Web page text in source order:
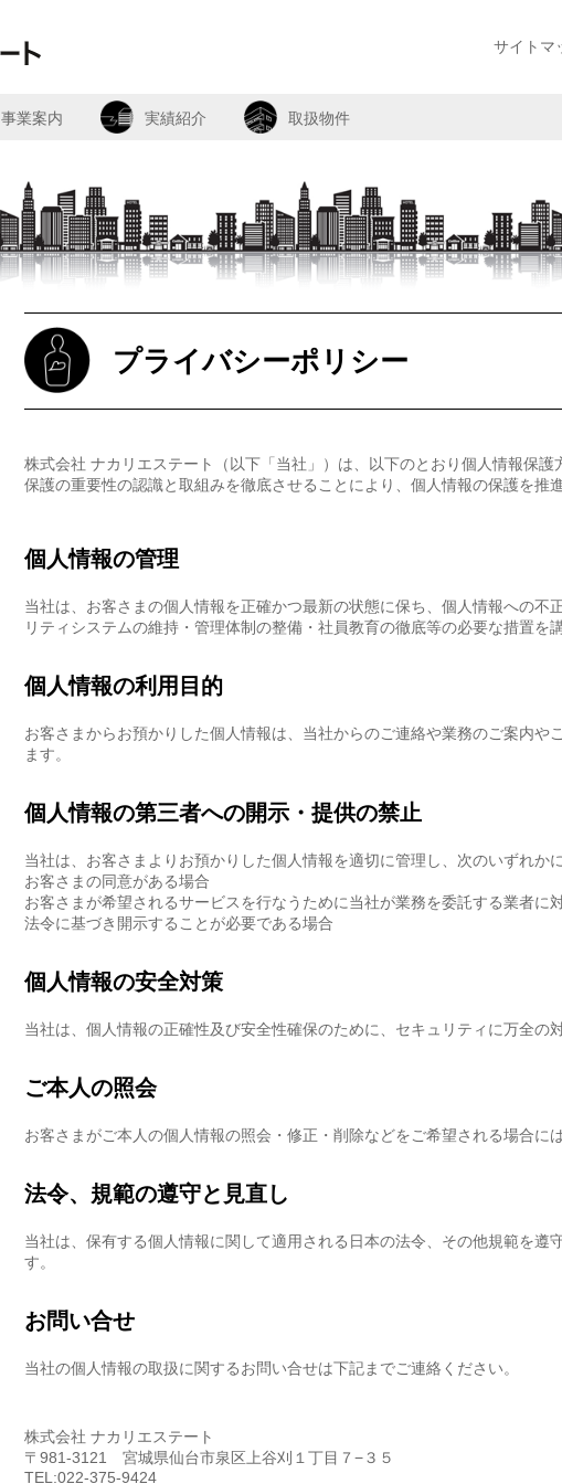
事業案内 実績紹介 取扱物件
サイトマ
プライバシーポリシー
株式会社 ナカリエステート（以下「当社」）は、以下のとおり個人情報保
保護の重要性の認識と取組みを徹底させることにより、個人情報の保護を推進
個人情報の管理
当社は、お客さまの個人情報を正確かつ最新の状態に保ち、個人情報への
リティシステムの維持・管理体制の整備・社員教育の徹底等の必要な措置を
個人情報の利用目的
お客さまからお預かりした個人情報は、当社からのご連絡や業務のご案内
ます。
個人情報の第三者への開示・提供の禁止
当社は、お客さまよりお預かりした個人情報を適切に管理し、次のいずれか
お客さまの同意がある場合
お客さまが希望されるサービスを行なうために当社が業務を委託する業者に
法令に基づき開示することが必要である場合
個人情報の安全対策
当社は、個人情報の正確性及び安全性確保のために、セキュリティに万全の
ご本人の照会
お客さまがご本人の個人情報の照会・修正・削除などをご希望される場合に
法令、規範の遵守と見直し
当社は、保有する個人情報に関して適用される日本の法令、その他規範を
す。
お問い合せ
当社の個人情報の取扱に関するお問い合せは下記までご連絡ください。
株式会社 ナカリエステート
〒981-3121 宮城県仙台市泉区上谷刈１丁目７−３５
TEL:022-375-9424